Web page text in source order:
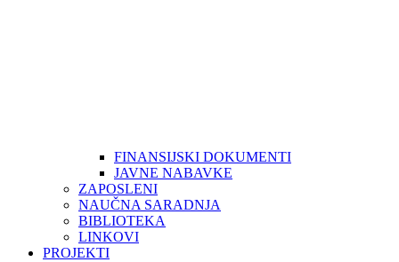
FINANSIJSKI DOKUMENTI
JAVNE NABAVKE
ZAPOSLENI
NAUČNA SARADNJA
BIBLIOTEKA
LINKOVI
PROJEKTI